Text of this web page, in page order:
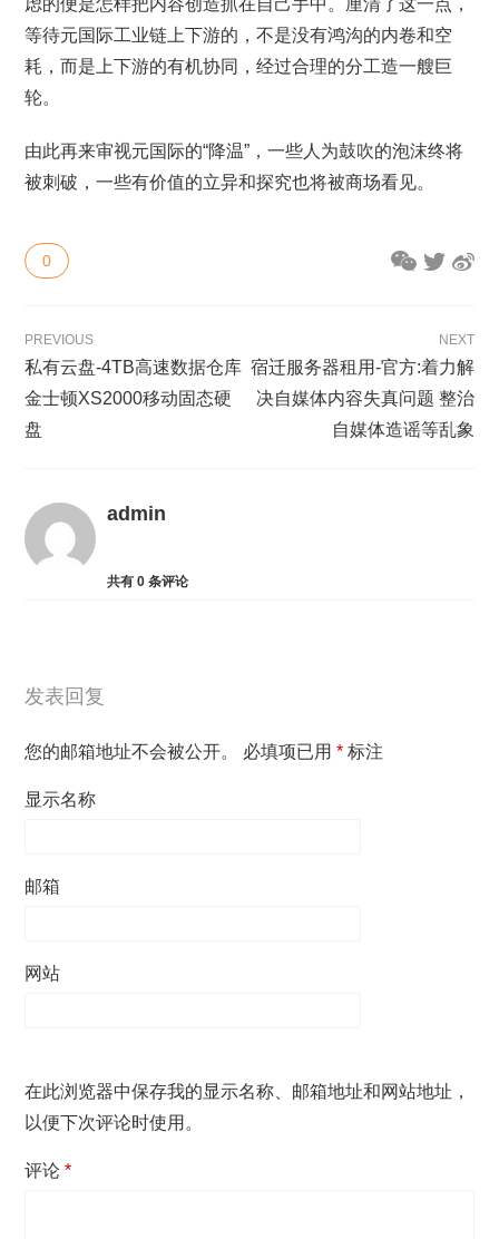
虑的便是怎样把内容创造抓在自己手中。厘清了这一点，
等待元国际工业链上下游的，不是没有鸿沟的内卷和空
耗，而是上下游的有机协同，经过合理的分工造一艘巨
轮。
由此再来审视元国际的“降温”，一些人为鼓吹的泡沫终将
被刺破，一些有价值的立异和探究也将被商场看见。
0
PREVIOUS
私有云盘-4TB高速数据仓库
金士顿XS2000移动固态硬
盘
NEXT
宿迁服务器租用-官方:着力解
决自媒体内容失真问题 整治
自媒体造谣等乱象
admin
共有0 条评论
发表回复
您的邮箱地址不会被公开。 必填项已用* 标注
显示名称
邮箱
网站
在此浏览器中保存我的显示名称、邮箱地址和网站地址，
以便下次评论时使用。
评论*